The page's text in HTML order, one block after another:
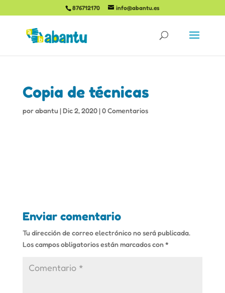
876712170 info@abantu.es
Copia de técnicas
porabantu |Dic 2, 2020|0 Comentarios
Enviar comentario
Tu dirección de correo electrónico no será publicada.
Los campos obligatorios están marcados con*